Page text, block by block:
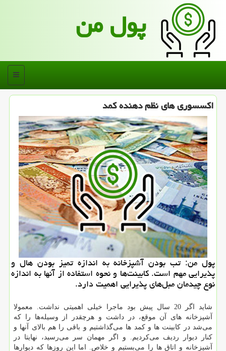
پول من
منو
اكسسوری های نظم دهنده كمد
پول من: تب بودن آشپزخانه به اندازه تمیز بودن هال و
پذیرایی مهم است. كابینت‌ها و نحوه استفاده از آنها به اندازه
نوع چیدمان مبل‌های پذیرایی اهمیت دارد.
شاید اگر 20 سال پیش بود ماجرا خیلی اهمیتی نداشت. معمولا
آشپزخانه های آن موقع، در داشت و هرچقدر از وسیله‌ها را که
می‌شد در کابینت ها و کمد ها می‌گذاشتیم و باقی را هم بالای آنها و
کنار دیوار ردیف می‌کردیم. ‌و اگر مهمان سر می‌رسید، نهایتا در
آشپزخانه و اتاق ها را می‌بستیم و خلاص. اما این روزها که دیوارها